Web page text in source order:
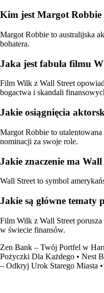
Kim jest Margot Robbie
Margot Robbie to australijska
bohatera.
Jaka jest fabuła filmu
Film Wilk z Wall Street
bogactwa i skandali
Jakie osiągnięcia
Margot Robbie to
nominacji za swoje role.
Jakie znaczenie ma
Wall Street to symbol
Jakie są główne tematy
Film Wilk z Wall Street
w świecie finansów.
Zen Bank – Twój Portfel w
Pożyczki Dla Każdego • Nest
– Odkryj Urok Starego Miasta •